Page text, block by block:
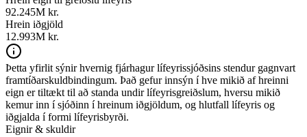
92.245M kr.
Hrein iðgjöld
12.993M kr.
Þetta yfirlit sýnir hvernig fjárhagur lífeyrissjóðsins stendur gagnvart
framtíðarskuldbindingum. Það gefur innsýn í hve mikið af hreinni
eign er tiltækt til að standa undir lífeyrisgreiðslum, hversu mikið
kemur inn í sjóðinn í hreinum iðgjöldum, og hlutfall lífeyris og
iðgjalda í formi lífeyrisbyrði.
Eignir & skuldir